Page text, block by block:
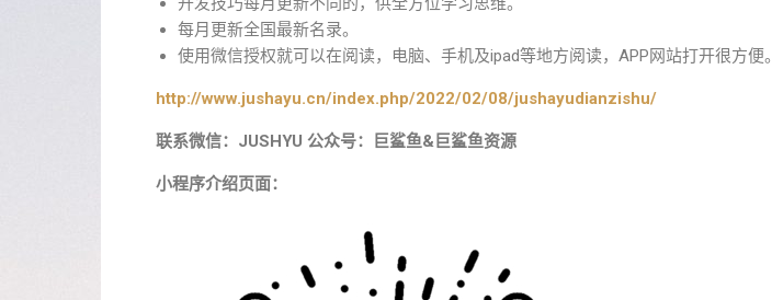
每月更新全国最新名录。
使用微信授权就可以在阅读，电脑、手机及ipad等地方阅读，APP网站打开很方便。
http://www.jushayu.cn/index.php/2022/02/08/jushayudianzishu/
联系微信：JUSHYU 公众号：巨鲨鱼&巨鲨鱼资源
小程序介绍页面：